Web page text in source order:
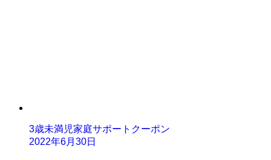
3歳未満児家庭サポートクーポン
2022年6月30日